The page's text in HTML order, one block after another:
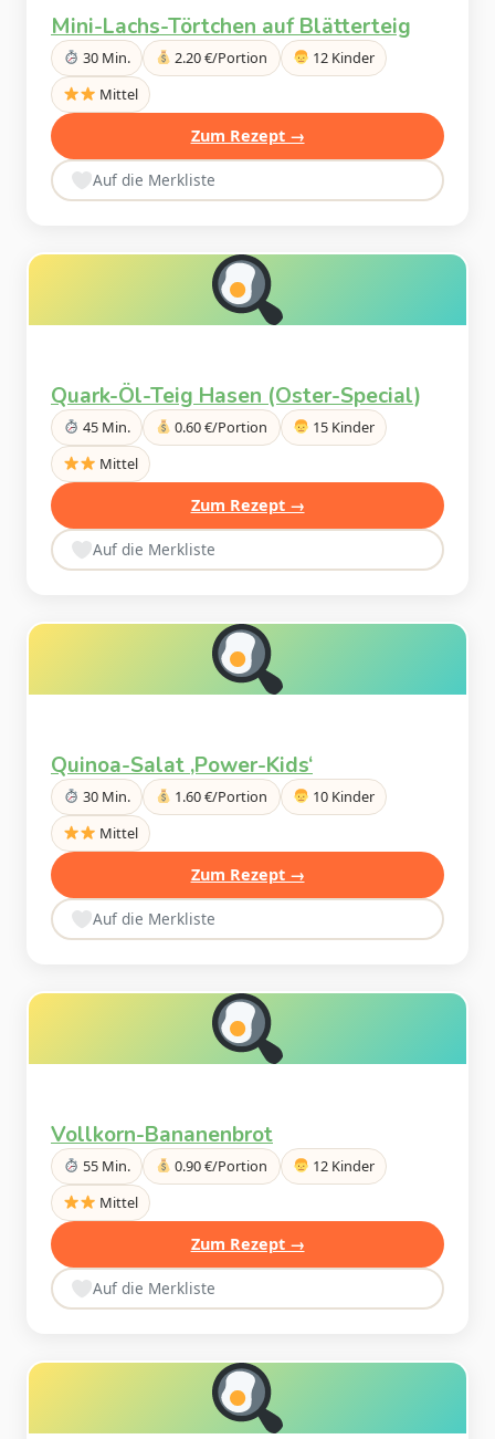
Mini-Lachs-Törtchen auf Blätterteig
30 Min. 2.20 €/Portion
12 Kinder
Mittel
Zum Rezept →
Auf die Merkliste
Quark-Öl-Teig Hasen (Oster-Special)
45 Min. 0.60 €/Portion
15 Kinder
Mittel
Zum Rezept →
Auf die Merkliste
Quinoa-Salat ‚Power-Kids‘
30 Min. 1.60 €/Portion
10 Kinder
Mittel
Zum Rezept →
Auf die Merkliste
Vollkorn-Bananenbrot
55 Min. 0.90 €/Portion
12 Kinder
Mittel
Zum Rezept →
Auf die Merkliste